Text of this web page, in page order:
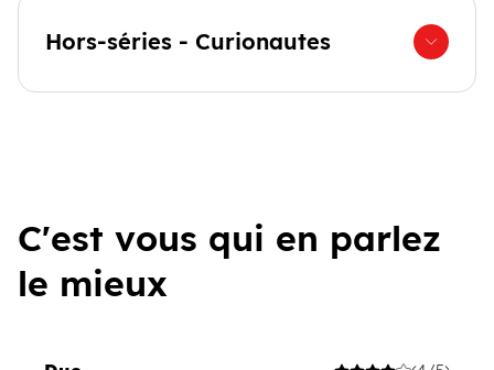
Hors-séries - Curionautes
C'est vous qui en parlez
le mieux